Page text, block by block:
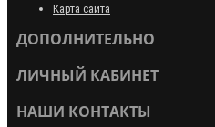
Карта сайта
ДОПОЛНИТЕЛЬНО
ЛИЧНЫЙ КАБИНЕТ
НАШИ КОНТАКТЫ